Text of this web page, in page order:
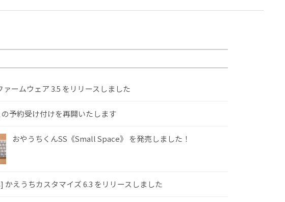
ァームウェア 3.5 をリリースしました
予約受け付けを再開いたします
おやうちくんSS《Small Space》 を発売しました！
かえうちカスタマイズ 6.3 をリリースしました